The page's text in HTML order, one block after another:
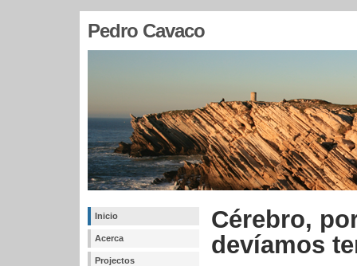
Pedro Cavaco
Inicio
Acerca
Projectos
Cérebro,
devíamos